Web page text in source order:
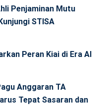
Penjaminan Mutu
STISA
Peran Kiai di Era AI
Anggaran TA
Tepat Sasaran dan